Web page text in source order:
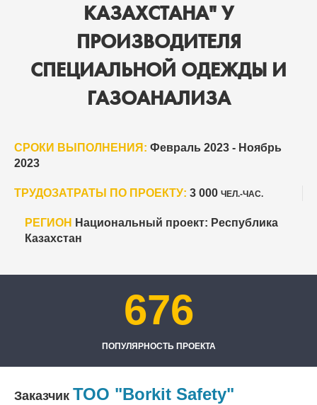
КАЗАХСТАНА" У
ПРОИЗВОДИТЕЛЯ
СПЕЦИАЛЬНОЙ ОДЕЖДЫ И
ГАЗОАНАЛИЗА
СРОКИ ВЫПОЛНЕНИЯ: Февраль 2023 - Ноябрь
2023
ТРУДОЗАТРАТЫ ПО ПРОЕКТУ: 3 000 ЧЕЛ.-ЧАС.
РЕГИОН Национальный проект: Республика
Казахстан
676
ПОПУЛЯРНОСТЬ ПРОЕКТА
Заказчик ТОО "Borkit Safety"